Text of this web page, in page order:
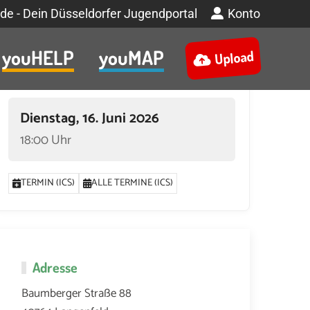
- Dein Düsseldorfer Jugendportal Konto
youHELP youMAP Upload
Dienstag, 16. Juni 2026
18:00 Uhr
TERMIN (ICS) ALLE TERMINE (ICS)
Adresse
Baumberger Straße 88